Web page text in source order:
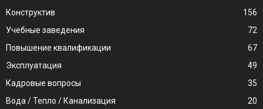
Конструктив
156
Учебные заведения
72
Повышение квалификации
67
Эксплуатация
49
Кадровые вопросы
35
Вода / Тепло / Канализация
20